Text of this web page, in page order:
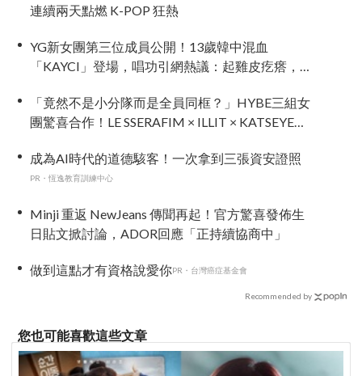
連續兩天點燃 K-POP 狂熱
YG新女團第三位成員公開！13歲韓中混血
「KAYCI」登場，唱功引網熱議：起雞皮疙瘩，
「竟然不是小分隊而是全員同框？」HYBE三組女
團驚喜合作！LE SSERAFIM × ILLIT × KATSEYE合
成為AI時代的道德駭客！一次拿到三張資安證照
PR・恆逸教育訓練中心
Minji 重返 NewJeans 傳聞再起！官方驚喜發佈生
日貼文掀討論，ADOR回應「正持續協商中」
做到這點才有資格說愛你PR・台灣癌症基金會
Recommended by
您也可能喜歡這些文章